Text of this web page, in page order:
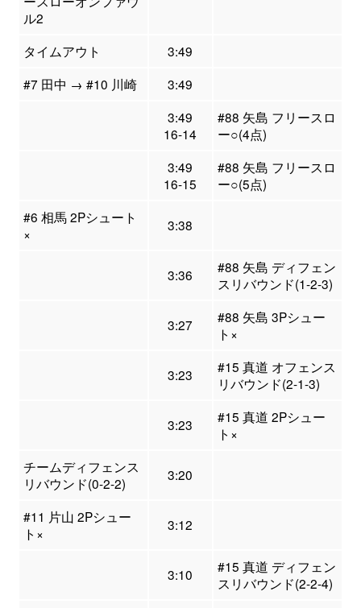
ル2
タイムアウト
3:49
#7 田中 → #10 川崎
3:49
3:49
16-14
#88 矢島 フリースロ
ー○(4点)
3:49
16-15
#88 矢島 フリースロ
ー○(5点)
#6 相馬 2Pシュート
×
3:38
3:36
#88 矢島 ディフェン
スリバウンド(1-2-3)
3:27
#88 矢島 3Pシュー
ト×
3:23
#15 真道 オフェンス
リバウンド(2-1-3)
3:23
#15 真道 2Pシュー
ト×
チームディフェンス
リバウンド(0-2-2)
3:20
#11 片山 2Pシュー
ト×
3:12
3:10
#15 真道 ディフェン
スリバウンド(2-2-4)